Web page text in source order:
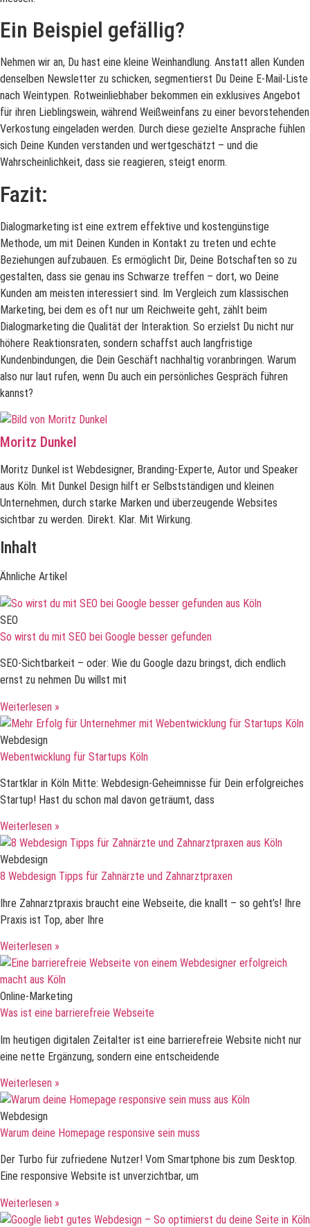
Ein Beispiel gefällig?
Nehmen wir an, Du hast eine kleine Weinhandlung. Anstatt allen Kunden
denselben Newsletter zu schicken, segmentierst Du Deine E-Mail-Liste
nach Weintypen. Rotweinliebhaber bekommen ein exklusives Angebot
für ihren Lieblingswein, während Weißweinfans zu einer bevorstehenden
Verkostung eingeladen werden. Durch diese gezielte Ansprache fühlen
sich Deine Kunden verstanden und wertgeschätzt – und die
Wahrscheinlichkeit, dass sie reagieren, steigt enorm.
Fazit:
Dialogmarketing ist eine extrem effektive und kostengünstige
Methode, um mit Deinen Kunden in Kontakt zu treten und echte
Beziehungen aufzubauen. Es ermöglicht Dir, Deine Botschaften so zu
gestalten, dass sie genau ins Schwarze treffen – dort, wo Deine
Kunden am meisten interessiert sind. Im Vergleich zum klassischen
Marketing, bei dem es oft nur um Reichweite geht, zählt beim
Dialogmarketing die Qualität der Interaktion. So erzielst Du nicht nur
höhere Reaktionsraten, sondern schaffst auch langfristige
Kundenbindungen, die Dein Geschäft nachhaltig voranbringen. Warum
also nur laut rufen, wenn Du auch ein persönliches Gespräch führen
kannst?
Moritz Dunkel
Moritz Dunkel ist Webdesigner, Branding-Experte, Autor und Speaker
aus Köln. Mit Dunkel Design hilft er Selbstständigen und kleinen
Unternehmen, durch starke Marken und überzeugende Websites
sichtbar zu werden. Direkt. Klar. Mit Wirkung.
Inhalt
Ähnliche Artikel
SEO
So wirst du mit SEO bei Google besser gefunden
SEO-Sichtbarkeit – oder: Wie du Google dazu bringst, dich endlich
ernst zu nehmen Du willst mit
Weiterlesen »
Webdesign
Webentwicklung für Startups Köln
Startklar in Köln Mitte: Webdesign-Geheimnisse für Dein erfolgreiches
Startup! Hast du schon mal davon geträumt, dass
Weiterlesen »
Webdesign
8 Webdesign Tipps für Zahnärzte und Zahnarztpraxen
Ihre Zahnarztpraxis braucht eine Webseite, die knallt – so geht’s! Ihre
Praxis ist Top, aber Ihre
Weiterlesen »
Online-Marketing
Was ist eine barrierefreie Webseite
Im heutigen digitalen Zeitalter ist eine barrierefreie Website nicht nur
eine nette Ergänzung, sondern eine entscheidende
Weiterlesen »
Webdesign
Warum deine Homepage responsive sein muss
Der Turbo für zufriedene Nutzer! Vom Smartphone bis zum Desktop.
Eine responsive Website ist unverzichtbar, um
Weiterlesen »